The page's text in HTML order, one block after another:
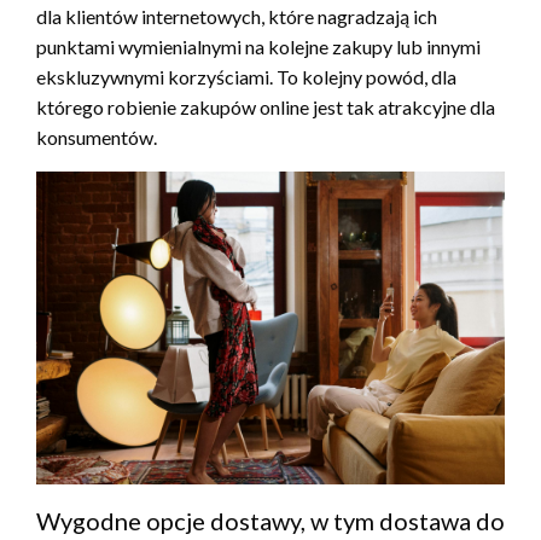
dla klientów internetowych, które nagradzają ich
punktami wymienialnymi na kolejne zakupy lub innymi
ekskluzywnymi korzyściami. To kolejny powód, dla
którego robienie zakupów online jest tak atrakcyjne dla
konsumentów.
Wygodne opcje dostawy, w tym dostawa do